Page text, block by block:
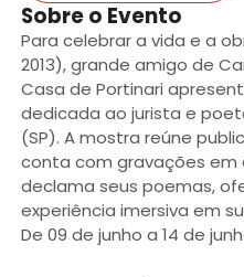
Sobre o Evento
Para celebrar a vida e a
2013), grande amigo de
Casa de Portinari
dedicada ao jurista e
(SP). A mostra reúne
conta com gravações em
declama seus poemas,
experiência imersiva em
De 09 de junho a 14 de